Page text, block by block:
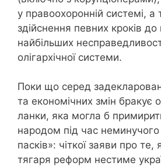
у правоохоронній системі, а
здійснення певних кроків
найбільших
олігархічної системи.
Поки що серед
та економічних змін бракує
ланки, яка могла б
народом під час неминучого
пасків»: чіткої заяви про те,
тягаря реформ нестиме